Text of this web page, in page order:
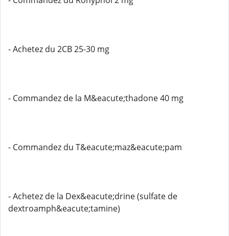
- Achetez du 2CB 25-30 mg
- Commandez de la M&eacute;thadone 40 mg
- Commandez du T&eacute;maz&eacute;pam
- Achetez de la Dex&eacute;drine (sulfate de
dextroamph&eacute;tamine)